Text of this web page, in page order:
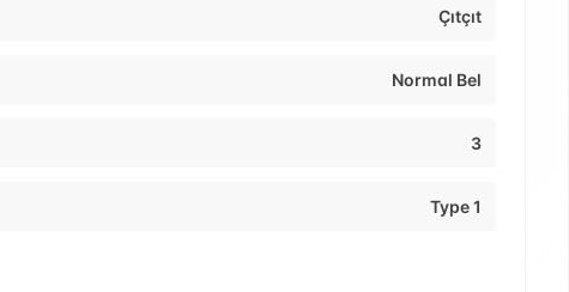
Çıtçıt
Normal Bel
3
Type 1